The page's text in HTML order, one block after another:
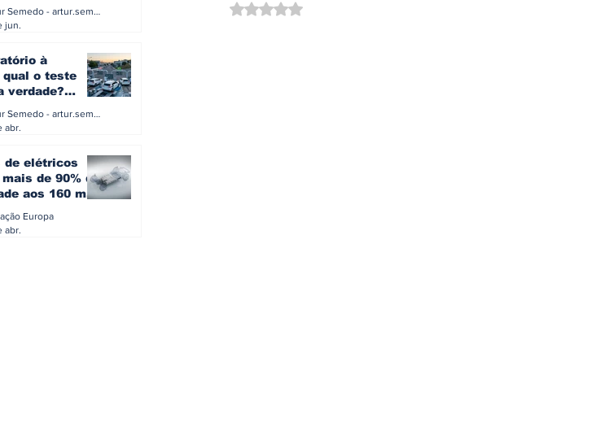
Artur Semedo - artur.semedo@publiracing.pt
jun.
à
qual o teste
verdade?
Artur Semedo - artur.semedo@publiracing.pt
abr.
de elétricos
de 90% da
aos 160 mil
Europa
abr.
Avaliado com NaN de 5 estrelas.